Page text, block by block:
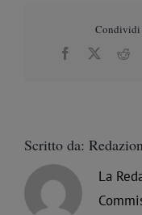
Condividi
Facebook
Scritto da:
La